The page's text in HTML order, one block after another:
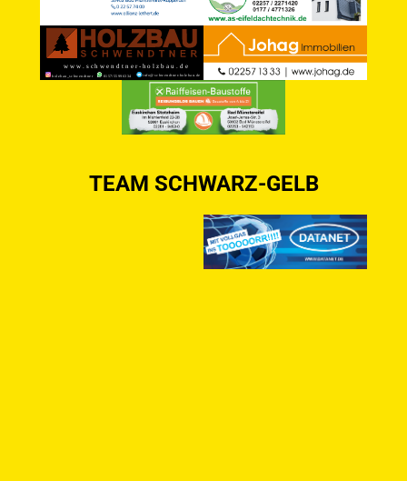
TEAM SCHWARZ-GELB